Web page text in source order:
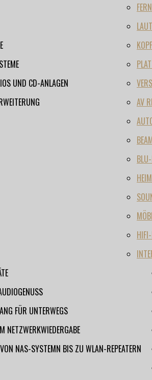
UND CD-ANLAGEN
AV
FÜR UNTERWEGS
NETZWERKWIEDERGABE
VON NAS-SYSTEMN BIS ZU WLAN-REPEATERN